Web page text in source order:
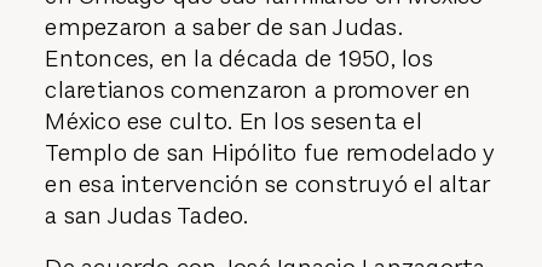
empezaron a saber de san Judas.
Entonces, en la década de 1950, los
claretianos comenzaron a promover en
México ese culto. En los sesenta el
Templo de san Hipólito fue remodelado y
en esa intervención se construyó el altar
a san Judas Tadeo.